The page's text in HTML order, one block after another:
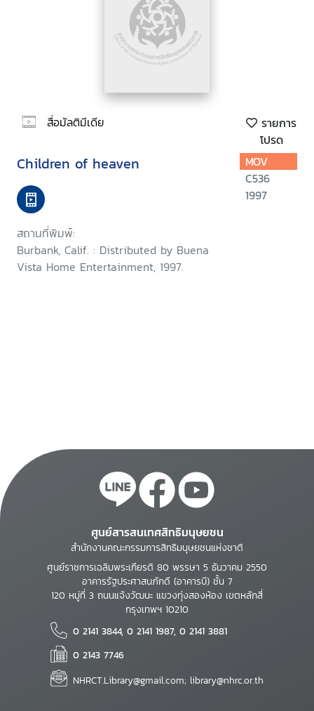
สื่อมัลติมีเดีย
รายการ
โปรด
Children of heaven
สถานที่พิมพ์:
Burbank, Calif. : Distributed by Buena
Vista Home Entertainment, 1997.
MOV
C536
1997
ศูนย์สารสนเทศสิทธิมนุษยชน
สำนักงานคณะกรรมการสิทธิมนุษยชนแห่งชาติ
ศูนย์ราชการเฉลิมพระเกียรติ 80 พรรษา 5 ธันวาคม 2550
อาคารรัฐประศาสนภักดี (อาคารบี) ชั้น 7
120 หมู่ที่ 3 ถนนแจ้งวัฒนะ แขวงทุ่งสองห้อง เขตหลักสี่
กรุงเทพฯ 10210
0 2141 3844, 0 2141 1987, 0 2141 3881
0 2143 7746
NHRCT.Library@gmail.com; library@nhrc.or.th